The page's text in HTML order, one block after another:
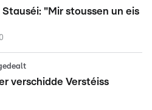
Stauséi: "Mir stoussen un eis
verschidde Verstéiss